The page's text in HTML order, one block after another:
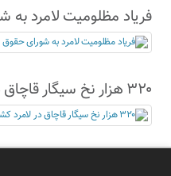
فریاد مظلومیت لامرد
رسید
۳۲۰ هزار نخ سیگار قاچاق در لامرد کشف شد